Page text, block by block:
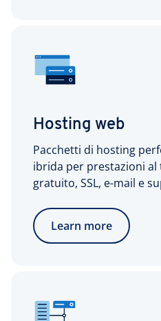
Hosting web
Pacchetti di hosting
ibrida per prestazioni
gratuito, SSL, e-mail e
Learn more